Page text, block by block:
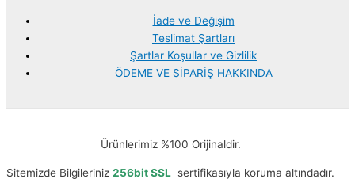
İade ve Değişim
Teslimat Şartları
Şartlar Koşullar ve Gizlilik
ÖDEME VE SİPARİŞ HAKKINDA
Ürünlerimiz %100 Orijinaldir.
Sitemizde Bilgileriniz 256bit SSL sertifikasıyla koruma altındadır.